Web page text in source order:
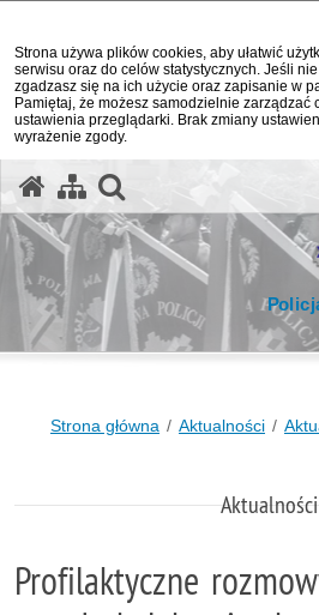
Strona używa plików cookies, aby ułatwić
serwisu oraz do celów statystycznych. Jeśli
zgadzasz się na ich użycie oraz zapisanie w
Pamiętaj, że możesz samodzielnie zarządzać
ustawienia przeglądarki. Brak zmiany
wyrażenie zgody.
Strona główna Aktualności
Aktualności
Profilaktyczne